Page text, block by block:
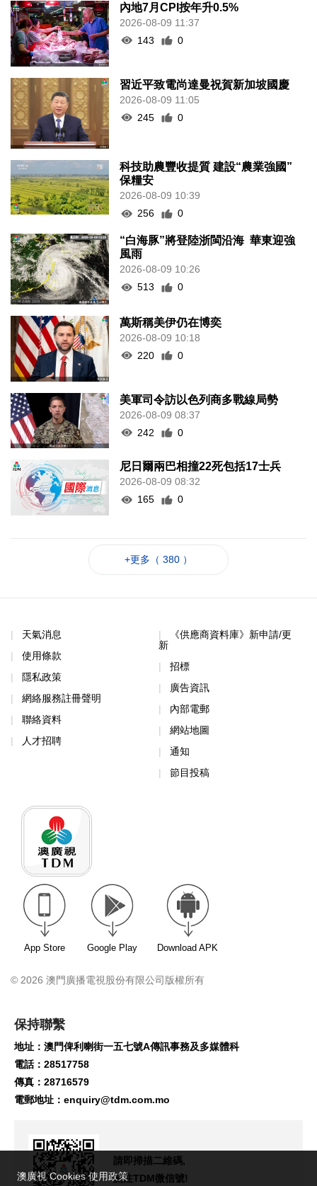
內地7月CPI按年升0.5%
2026-08-09 11:37
143
0
習近平致電尚達曼祝賀新加坡國慶
2026-08-09 11:05
245
0
科技助農豐收提質 建設“農業強國”
保糧安
2026-08-09 10:39
256
0
“白海豚”將登陸浙閩沿海 華東迎強
風雨
2026-08-09 10:26
513
0
萬斯稱美伊仍在博奕
2026-08-09 10:18
220
0
美軍司令訪以色列商多戰線局勢
2026-08-09 08:37
242
0
尼日爾兩巴相撞22死包括17士兵
2026-08-09 08:32
165
0
+更多（ 380 ）
天氣消息
使用條款
隱私政策
網絡服務註冊聲明
聯絡資料
人才招聘
《供應商資料庫》新申請/更
新
招標
廣告資訊
內部電郵
網站地圖
通知
節目投稿
App Store Google Play Download APK
© 2026 澳門廣播電視股份有限公司版權所有
保持聯繫
地址：澳門俾利喇街一五七號A傳訊事務及多媒體科
電話：28517758
傳真：28716579
電郵地址： enquiry@tdm.com.mo
請即掃描二維碼,
關注TDM微信號!
澳廣視 Cookies 使用政策